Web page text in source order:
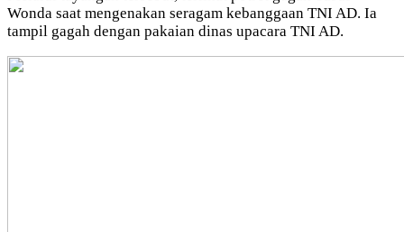
Wonda saat mengenakan seragam kebanggaan TNI AD. Ia
tampil gagah dengan pakaian dinas upacara TNI AD.